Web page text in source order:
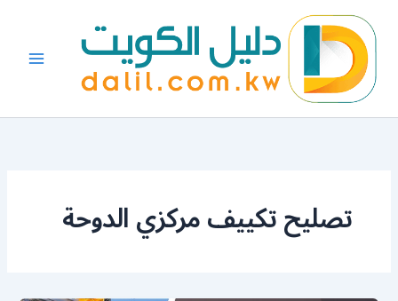
المحتوى
تصليح تكييف مركزي الدوحة